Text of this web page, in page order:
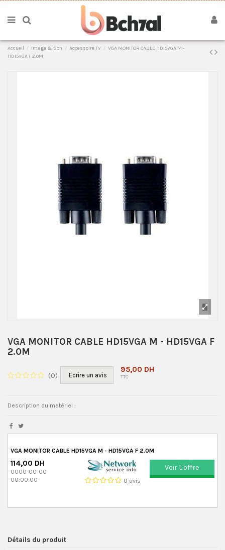
Accueil Image & Son Accessoire TV
VGA MONITOR CABLE HD15VGA M -
HD15VGA F 2.0M
VGA MONITOR CABLE HD15VGA M - HD15VGA F
2.0M
(0) Ecrire un avis
95,00 DH
TTC
Description du matériel :
VGA MONITOR CABLE HD15VGA M - HD15VGA F 2.0M
114,00 DH
0000-00-00
00:00:00
0 avis
Voir L'offre
Détails du produit